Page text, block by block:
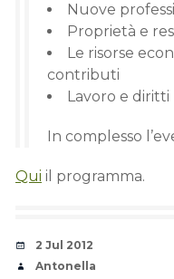
Nuove
Proprietà e
Le risorse
contributi
Lavoro e diritti
In complesso
Qui il programma.
Date
2 Jul 2012
Author
Antonella